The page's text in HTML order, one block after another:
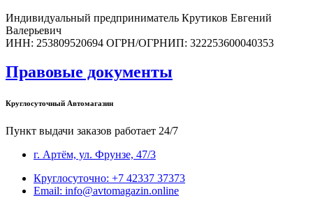
Индивидуальный предприниматель Крутиков Евгений
Валерьевич
ИНН: 253809520694 ОГРН/ОГРНИП: 322253600040353
Правовые документы
Круглосуточный Автомагазин
Пункт выдачи заказов работает 24/7
г. Артём, ул. Фрунзе, 47/3
Круглосуточно: +7 42337 37373
Email: info@avtomagazin.online